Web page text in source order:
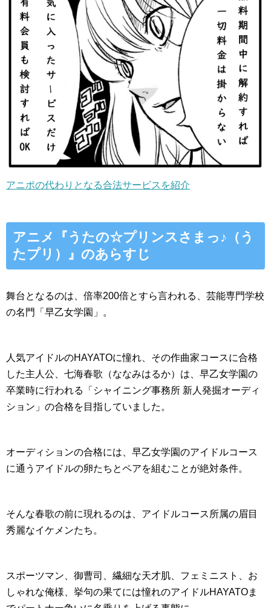
アニポの代わりとなる合法サービスを紹介
アニメ『うたの☆プリンスさまっ♪（う
たプリ）』のあらすじ
舞台となるのは、倍率200倍とすら言われる、芸能専門学校
の名門「早乙女学園」。
人気アイドルのHAYATOに憧れ、その作曲家コースに合格
した主人公、七海春歌（ななみはるか）は、早乙女学園の
卒業時に行われる「シャイニング事務所 新人発掘オーディ
ション」の合格を目指していました。
オーディションの合格には、早乙女学園のアイドルコース
に通うアイドルの卵たちとペアを組むことが絶対条件。
そんな春歌の前に現れるのは、アイドルコース所属の眉目
秀麗なイケメンたち。
スポーツマン、御曹司、繊細な天才肌、フェミニスト、お
しゃれな俺様、挙句の果てには憧れのアイドルHAYATOま